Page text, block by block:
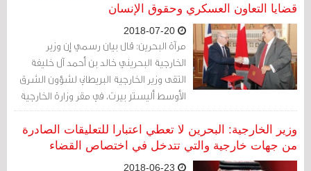
يسير بخطى بطيئة، ومن الأفضل عدم البوح
بها، والاندفاع لكشفها".
قضايا التعاون العسكري وحقوق الإنسان
مرآة البحرين: قال بيان رسمي إن وزير
الخارجية البحريني خالد بن أحمد آل خليفة
التقى وزير الخارجية البريطاني لشؤون الشرق
الأوسط أليستر بيرت، في مقر وزارة الخارجية
البريطانية في لندن حيث ناقش معه تعزيز
العلاقات في مجالات "الأمن ومحاربة الإرهاب،
التعاون العسكري، المواصلات والاتصالات
والطيران، الطاقة، الصناعة والتجارة، التربية
وزير الخارجية: البحرين لا تعطي اعتبارا للتعليقات الصادرة
من جهات خارجية والتي تتدخل في اختصاص القضاء